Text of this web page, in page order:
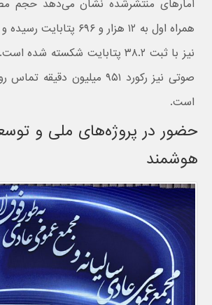
آمارهای منتشرشده نشان می‌دهد حجم
همراه اول به ۱۲ هزار و ۶۹۶
نیز با ثبت ۳۸.۲ پتابایت شکسته
صوتی نیز رکورد ۹۵۱ میلیون
است.
حضور در پروژه‌های ملی و
هوشمند